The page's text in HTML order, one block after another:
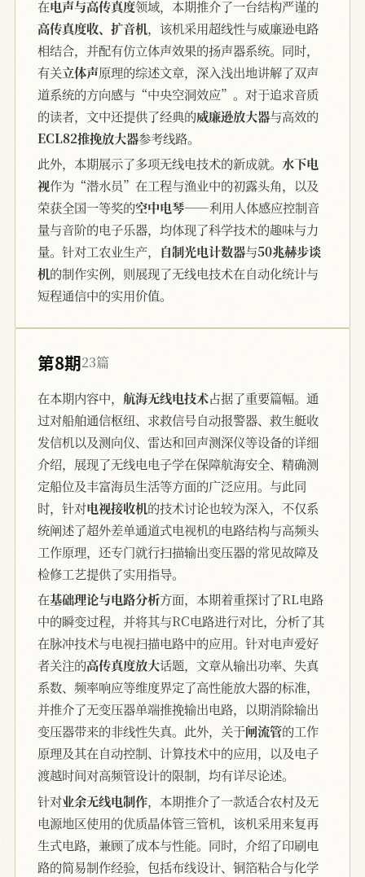
在电声与高传真度领域，本期推介了一台结构严谨的
高传真度收、扩音机，该机采用超线性与威廉逊电路
相结合，并配有仿立体声效果的扬声器系统。同时，
有关立体声原理的综述文章，深入浅出地讲解了双声
道系统的方向感与“中央空洞效应”。对于追求音质
的读者，文中还提供了经典的威廉逊放大器与高效的
ECL82推挽放大器参考线路。
此外，本期展示了多项无线电技术的新成就。 水下电
视作为“潜水员”在工程与渔业中的初露头角，以及
荣获全国一等奖的空中电琴——利用人体感应控制音
量与音阶的电子乐器，均体现了科学技术的趣味与力
量。针对工农业生产， 自制光电计数器与50兆赫步谈
机的制作实例，则展现了无线电技术在自动化统计与
短程通信中的实用价值。
第8期23篇
在本期内容中， 航海无线电技术占据了重要篇幅。通
过对船舶通信枢纽、求救信号自动报警器、救生艇收
发信机以及测向仪、雷达和回声测深仪等设备的详细
介绍，展现了无线电电子学在保障航海安全、精确测
定船位及丰富海员生活等方面的广泛应用。与此同
时，针对电视接收机的技术讨论也较为深入，不仅系
统阐述了超外差单通道式电视机的电路结构与高频头
工作原理，还专门就行扫描输出变压器的常见故障及
检修工艺提供了实用指导。
在基础理论与电路分析方面，本期着重探讨了RL电路
中的瞬变过程，并将其与RC电路进行对比，分析了其
在脉冲技术与电视扫描电路中的应用。针对电声爱好
者关注的高传真度放大话题，文章从输出功率、失真
系数、频率响应等维度界定了高性能放大器的标准，
并推介了无变压器单端推挽输出电路，以期消除输出
变压器带来的非线性失真。此外，关于闸流管的工作
原理及其在自动控制、计算技术中的应用，以及电子
渡越时间对高频管设计的限制，均有详尽论述。
针对业余无线电制作，本期推介了一款适合农村及无
电源地区使用的优质晶体管三管机，该机采用来复再
生式电路，兼顾了成本与性能。同时，介绍了印刷电
路的简易制作经验，包括布线设计、铜箔粘合与化学